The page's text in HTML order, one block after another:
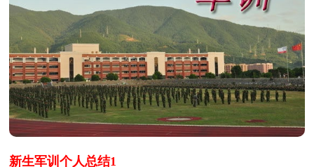
新生军训个人总结1